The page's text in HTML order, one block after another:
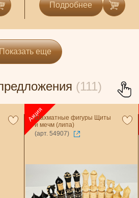
Подробнее
еще
(111)
Шахматные фигуры Щиты
и мечм (липа)
(арт. 54907)